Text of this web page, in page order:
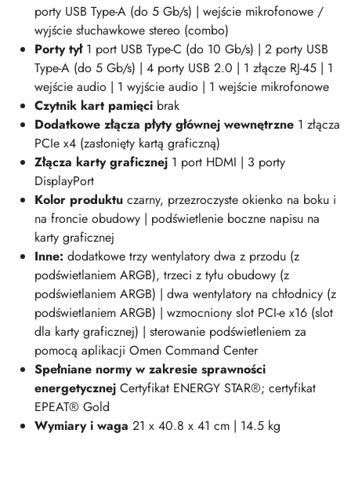
porty USB Type-A (do 5 Gb/s) | wejście mikrofonowe /
wyjście słuchawkowe stereo (combo)
Porty tył1 port USB Type-C (do 10 Gb/s) | 2 porty USB
Type-A (do 5 Gb/s) | 4 porty USB 2.0 | 1 złącze RJ-45 | 1
wejście audio | 1 wyjście audio | 1 wejście mikrofonowe
Czytnik kart pamięci brak
Dodatkowe złącza płyty głównej wewnętrzne 1 złącza
PCIe x4 (zasłonięty kartą graficzną)
Złącza karty graficznej 1 port HDMI | 3 porty
DisplayPort
Kolor produktu czarny, przezroczyste okienko na boku i
na froncie obudowy | podświetlenie boczne napisu na
karty graficznej
Inne: dodatkowe trzy wentylatory dwa z przodu (z
podświetlaniem ARGB), trzeci z tyłu obudowy (z
podświetlaniem ARGB) | dwa wentylatory na chłodnicy (z
podświetlaniem ARGB) | wzmocniony slot PCI-e x16 (slot
dla karty graficznej) | sterowanie podświetleniem za
pomocą aplikacji Omen Command Center
Spełniane normy w zakresie sprawności
energetycznej Certyfikat ENERGY STAR®; certyfikat
EPEAT® Gold
Wymiary i waga 21 x 40.8 x 41 cm | 14.5 kg